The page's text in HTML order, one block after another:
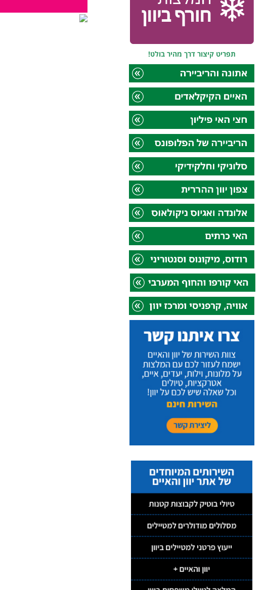
תפריט קיצור דרך מהיר בולט!